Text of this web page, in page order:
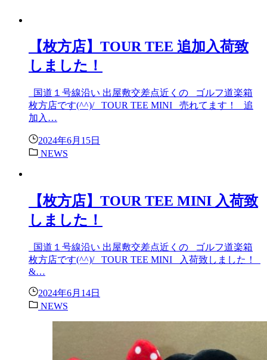
【枚方店】TOUR TEE 追加入荷致
しました！
国道１号線沿い 出屋敷交差点近くの ゴルフ道楽箱
枚方店です(^^)/ TOUR TEE MINI 売れてます！ 追
加入…
2024年6月15日
NEWS
【枚方店】TOUR TEE MINI 入荷致
しました！
国道１号線沿い 出屋敷交差点近くの ゴルフ道楽箱
枚方店です(^^)/ TOUR TEE MINI 入荷致しました！
&…
2024年6月14日
NEWS